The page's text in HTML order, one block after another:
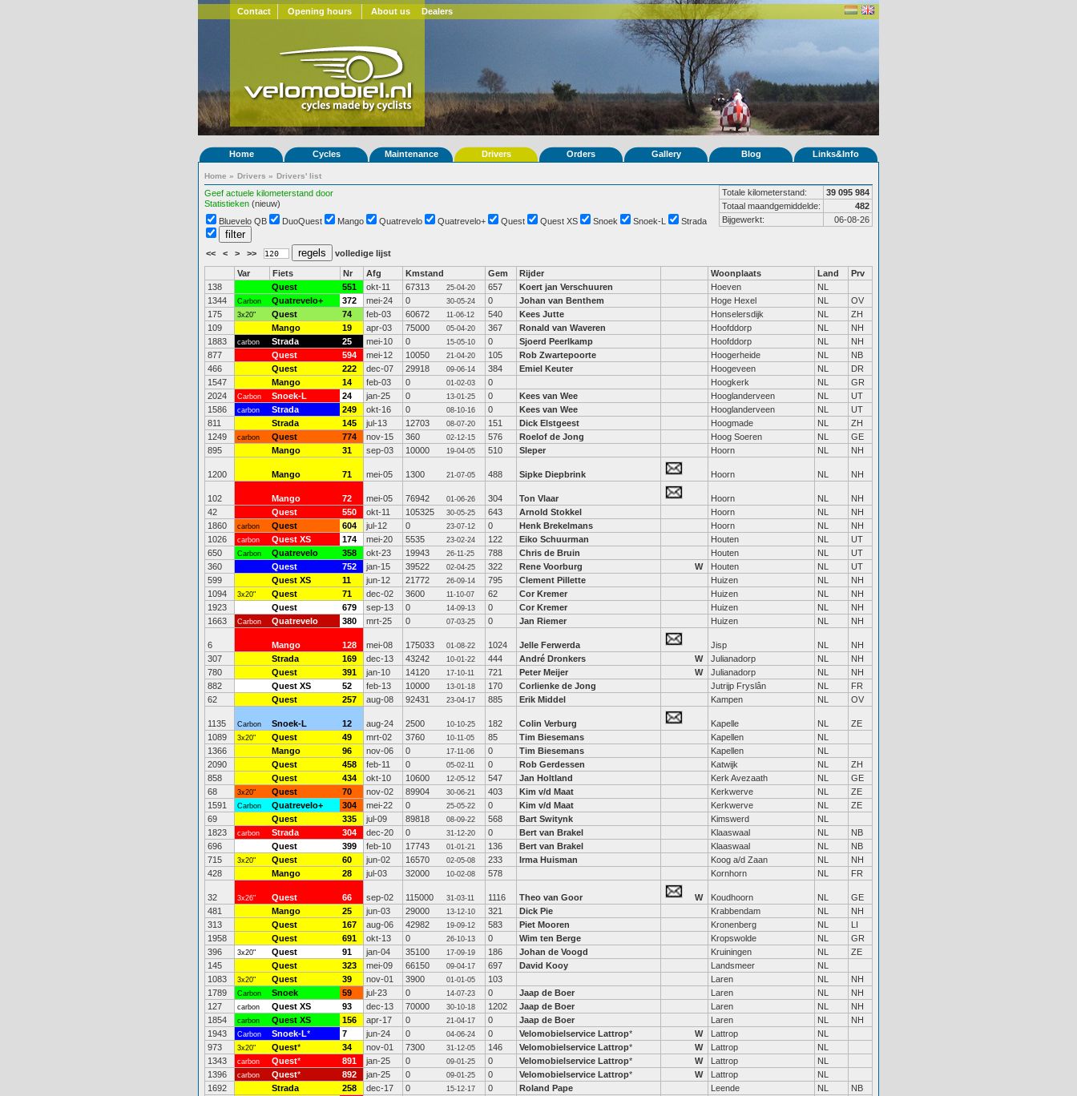
Contact Opening hours About us Dealers
Home Cycles Maintenance Drivers Orders Gallery Blog Links&Info
Home » Drivers » Drivers' list
Geef actuele kilometerstand door
Statistieken (nieuw)
Totale kilometerstand:
39 095 984
Totaal maandgemiddelde:
482
Bijgewerkt:
06-08-26
Bluevelo QB DuoQuest Mango Quatrevelo Quatrevelo+ Quest Quest XS Snoek Snoek-L Strada
<< < > >> volledige lijst
Var Fiets Nr Afg Kmstand Gem Rijder Woonplaats Land
Prv
138
Quest 551 okt-11 67313 25-04-20 657 Koert jan Verschuuren Hoeven
NL
1344
Carbon Quatrevelo+ 372 mei-24 0 30-05-24 0 Johan van Benthem Hoge Hexel NL
OV
175
3x20" Quest 74 feb-03 60672 11-06-12 540 Kees Jutte Honselersdijk NL
ZH
109
Mango 19 apr-03 75000 05-04-20 367 Ronald van Waveren Hoofddorp NL
NH
1883
carbon Strada 25 mei-10 0 15-05-10 0 Sjoerd Peerlkamp Hoofddorp NL
NH
877
Quest 594 mei-12 10050 21-04-20 105 Rob Zwartepoorte Hoogerheide NL
NB
466
Quest 222 dec-07 29918 09-06-14 384 Emiel Keuter Hoogeveen NL
DR
1547
Mango 14 feb-03 0 01-02-03 0 Hoogkerk NL
GR
2024
Carbon Snoek-L 24 jan-25 0 13-01-25 0 Kees van Wee Hooglanderveen NL
UT
1586
carbon Strada 249 okt-16 0 08-10-16 0 Kees van Wee Hooglanderveen NL
UT
811
Strada 145 jul-13 12703 08-07-20 151 Dick Elstgeest Hoogmade NL
ZH
1249
carbon Quest 774 nov-15 360 02-12-15 576 Roelof de Jong Hoog Soeren NL
GE
895
Mango 31 sep-03 10000 19-04-05 510 Sleper Hoorn NL NH
1200 Mango 71 mei-05 1300 21-07-05 488 Sipke Diepbrink Hoorn NL NH
102 Mango 72 mei-05 76942 01-06-26 304 Ton Vlaar Hoorn NL
NH
42
Quest 550 okt-11 105325 30-05-25 643 Arnold Stokkel Hoorn NL
NH
1860
carbon Quest 604 jul-12 0 23-07-12 0 Henk Brekelmans Hoorn NL
NH
1026
carbon Quest XS 174 mei-20 5535 23-02-24 122 Eiko Schuurman Houten NL
UT
650
Carbon Quatrevelo 358 okt-23 19943 26-11-25 788 Chris de Bruin Houten NL
UT
360
Quest 752 jan-15 39522 02-04-25 322 Rene Voorburg W Houten NL
UT
599
Quest XS 11 jun-12 21772 26-09-14 795 Clement Pillette Huizen NL
NH
1094
3x20" Quest 71 dec-02 3600 11-10-07 62 Cor Kremer Huizen NL
NH
1923
Quest 679 sep-13 0 14-09-13 0 Cor Kremer Huizen NL
NH
1663
Carbon Quatrevelo 380 mrt-25 0 07-03-25 0 Jan Riemer Huizen NL NH
6 Mango 128 mei-08 175033 01-08-22 1024 Jelle Ferwerda Jisp NL
NH
307
Strada 169 dec-13 43242 10-01-22 444 André Dronkers W Julianadorp NL
NH
780
Quest 391 jan-10 14120 17-10-11 721 Peter Meijer W Julianadorp NL
NH
882
Quest XS 52 feb-13 10000 13-01-18 170 Corlienke de Jong Jutrijp Fryslân NL
FR
62
Quest 257 aug-08 92431 23-04-17 885 Erik Middel Kampen NL OV
1135 Carbon Snoek-L 12 aug-24 2500 10-10-25 182 Colin Verburg Kapelle NL
ZE
1089
3x20" Quest 49 mrt-02 3760 10-11-05 85 Tim Biesemans Kapellen
NL
1366
Mango 96 nov-06 0 17-11-06 0 Tim Biesemans Kapellen
NL
2090
Quest 458 feb-11 0 05-02-11 0 Rob Gerdessen Katwijk NL
ZH
858
Quest 434 okt-10 10600 12-05-12 547 Jan Holtland Kerk Avezaath NL
GE
68
3x20" Quest 70 nov-02 89904 30-06-21 403 Kim v/d Maat Kerkwerve NL
ZE
1591
Carbon Quatrevelo+ 304 mei-22 0 25-05-22 0 Kim v/d Maat Kerkwerve NL
ZE
69
Quest 335 jul-09 89818 08-09-22 568 Bart Switynk Kimswerd
NL
1823
carbon Strada 304 dec-20 0 31-12-20 0 Bert van Brakel Klaaswaal NL
NB
696
Quest 399 feb-10 17743 01-01-21 136 Bert van Brakel Klaaswaal NL
NB
715
3x20" Quest 60 jun-02 16570 02-05-08 233 Irma Huisman Koog a/d Zaan NL
NH
428
Mango 28 jul-03 32000 10-02-08 578 Kornhorn NL FR
32 3x26" Quest 66 sep-02 115000 31-03-11 1116 Theo van Goor W Koudhoorn NL
GE
481
Mango 25 jun-03 29000 13-12-10 321 Dick Pie Krabbendam NL
NH
313
Quest 167 aug-06 42982 19-09-12 583 Piet Mooren Kronenberg NL
LI
1958
Quest 691 okt-13 0 26-10-13 0 Wim ten Berge Kropswolde NL
GR
396
3x20" Quest 91 jan-04 35100 17-09-19 186 Johan de Voogd Kruiningen NL
ZE
145
Quest 323 mei-09 66150 09-04-17 697 David Kooy Landsmeer
NL
1083
3x20" Quest 39 nov-01 3900 01-01-05 103 Laren NL
NH
1789
Carbon Snoek 59 jul-23 0 14-07-23 0 Jaap de Boer Laren NL
NH
127
carbon Quest XS 93 dec-13 70000 30-10-18 1202 Jaap de Boer Laren NL
NH
1854
carbon Quest XS 156 apr-17 0 21-04-17 0 Jaap de Boer Laren NL
NH
1943
Carbon Snoek-L* 7 jun-24 0 04-06-24 0 Velomobielservice Lattrop* W Lattrop
NL
973
3x20" Quest* 34 nov-01 7300 31-12-05 146 Velomobielservice Lattrop* W Lattrop
NL
1343
carbon Quest* 891 jan-25 0 09-01-25 0 Velomobielservice Lattrop* W Lattrop
NL
1396
carbon Quest* 892 jan-25 0 09-01-25 0 Velomobielservice Lattrop* W Lattrop
NL
1692
Strada 258 dec-17 0 15-12-17 0 Roland Pape Leende NL
NB